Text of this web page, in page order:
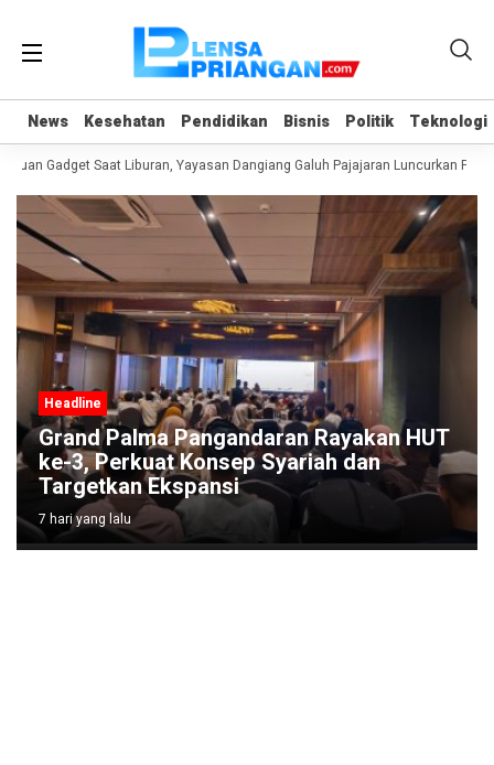
News Kesehatan Pendidikan Bisnis Politik Teknologi
News Kesehatan Pendidikan Bisnis Politik Teknologi
Gadget Saat Liburan, Yayasan Dangiang Galuh Pajajaran Luncurkan
Headline
Grand Palma Pangandaran Rayakan HUT
ke-3, Perkuat Konsep Syariah dan
Targetkan Ekspansi
7 hari yang lalu